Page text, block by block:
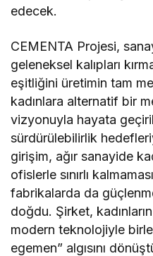
edecek.
CEMENTA Projesi,
geleneksel kalıpları
eşitliğini üretimin tam
kadınlara alternatif bir
vizyonuyla hayata
sürdürülebilirlik
girişim, ağır sanayide
ofislerle sınırlı
fabrikalarda da
doğdu. Şirket,
modern teknolojiyle
egemen” algısını